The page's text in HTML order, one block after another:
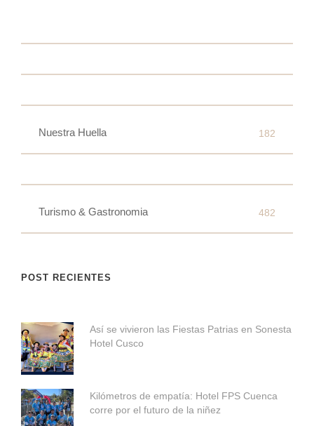
Nuestra Huella 182
Turismo & Gastronomia 482
POST RECIENTES
Así se vivieron las Fiestas Patrias en Sonesta
Hotel Cusco
Kilómetros de empatía: Hotel FPS Cuenca
corre por el futuro de la niñez